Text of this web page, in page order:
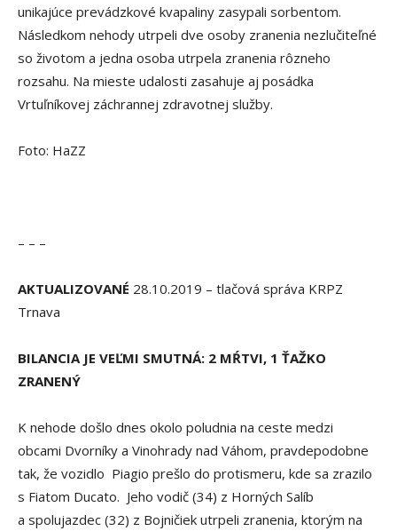
unikajúce prevádzkové kvapaliny zasypali sorbentom.
Následkom nehody utrpeli dve osoby zranenia nezlučiteľné
so životom a jedna osoba utrpela zranenia rôzneho
rozsahu. Na mieste udalosti zasahuje aj posádka
Vrtuľníkovej záchrannej zdravotnej služby.
Foto: HaZZ
– – –
AKTUALIZOVANÉ 28.10.2019 – tlačová správa KRPZ
Trnava
BILANCIA JE VEĽMI SMUTNÁ: 2 MŔTVI, 1 ŤAŽKO
ZRANENÝ
K nehode došlo dnes okolo poludnia na ceste medzi
obcami Dvorníky a Vinohrady nad Váhom, pravdepodobne
tak, že vozidlo Piagio prešlo do protismeru, kde sa zrazilo
s Fiatom Ducato. Jeho vodič (34) z Horných Salíb
a spolujazdec (32) z Bojničiek utrpeli zranenia, ktorým na